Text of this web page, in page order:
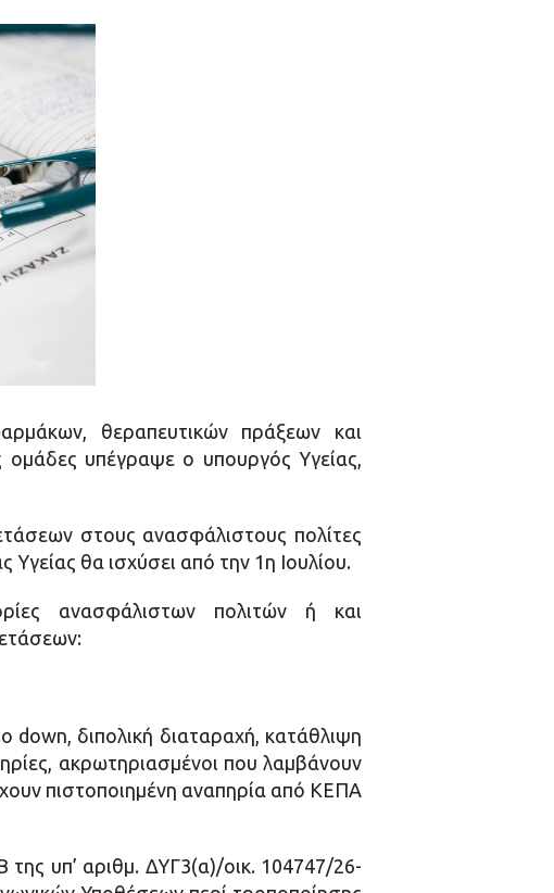
θεραπευτικών πράξεων και
ομάδες υπέγραψε ο υπουργός Υγείας,
στους ανασφάλιστους πολίτες
θα ισχύσει από την 1η Ιουλίου.
ανασφάλιστων πολιτών ή και
down, διπολική διαταραχή, κατάθλιψη
ακρωτηριασμένοι που λαμβάνουν
πιστοποιημένη αναπηρία από ΚΕΠΑ
υπ’ αριθμ. ΔΥΓ3(α)/οικ. 104747/26-